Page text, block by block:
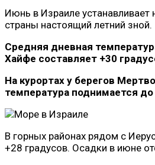
Июнь в Израиле устанавливает
страны настоящий летний зной.
Средняя дневная
Хайфе составляет +30
На курортах у берегов
температура поднимается до
В горных районах рядом с
+28 градусов. Осадки в июне